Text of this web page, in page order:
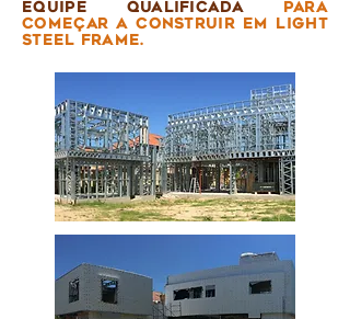
equipe qualificadapara
começar a construir em Light
Steel Frame.